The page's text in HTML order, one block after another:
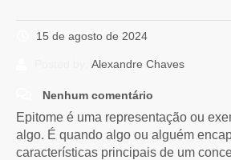
15 de agosto de 2024
Alexandre Chaves
Nenhum comentário
Epitome é uma representação ou
algo. É quando algo ou alguém
características principais de um